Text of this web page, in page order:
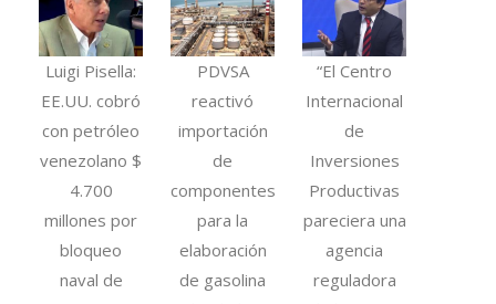
Luigi Pisella:
EE.UU. cobró
con petróleo
venezolano $
4.700
millones por
bloqueo
naval de
PDVSA
reactivó
importación
de
componentes
para la
elaboración
de gasolina
“El Centro
Internacional
de
Inversiones
Productivas
pareciera una
agencia
reguladora